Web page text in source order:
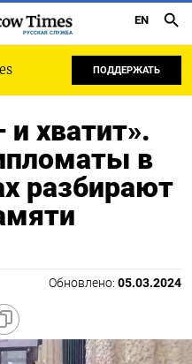
РУССКАЯ СЛУЖБА
EN
ПОДДЕРЖАТЬ
хватит».
в
разбирают
Обновлено: 05.03.2024